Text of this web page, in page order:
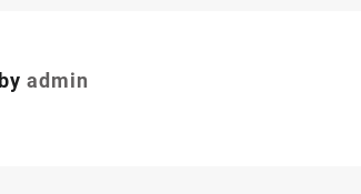
admin